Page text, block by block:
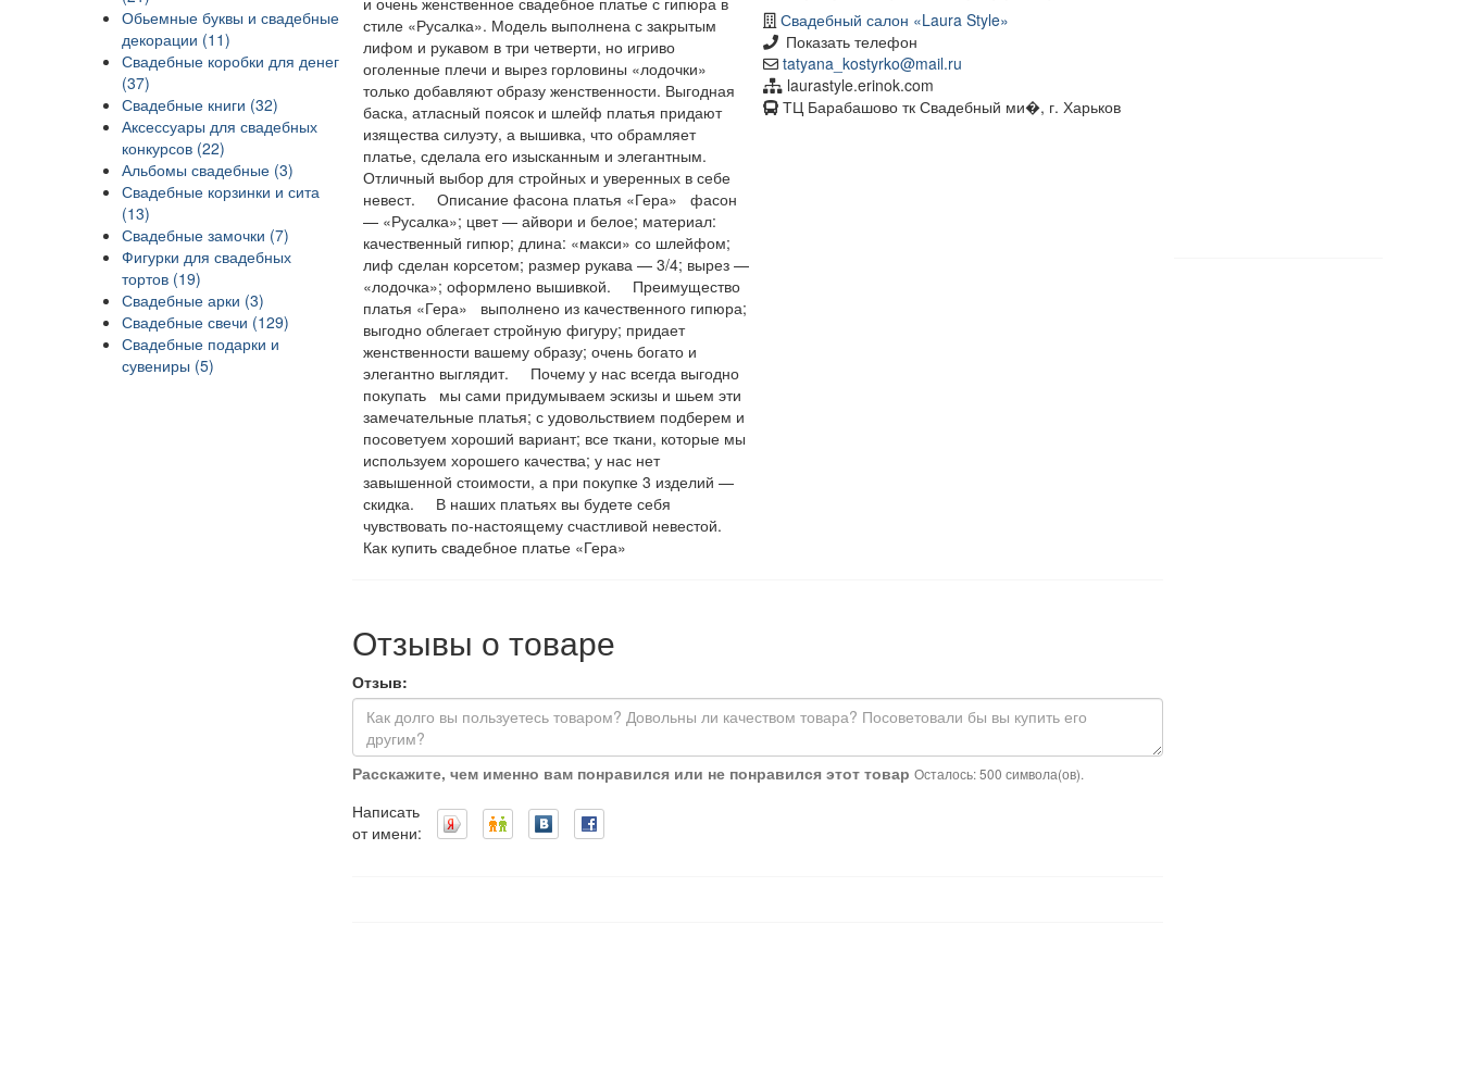
стиле «Русалка». Модель выполнена с закрытым
лифом и рукавом в три четверти, но игриво
оголенные плечи и вырез горловины «лодочки»
только добавляют образу женственности. Выгодная
баска, атласный поясок и шлейф платья придают
изящества силуэту, а вышивка, что обрамляет
платье, сделала его изысканным и элегантным.
Отличный выбор для стройных и уверенных в себе
невест. Описание фасона платья «Гера» фасон
— «Русалка»; цвет — айвори и белое; материал:
качественный гипюр; длина: «макси» со шлейфом;
лиф сделан корсетом; размер рукава — 3/4; вырез —
«лодочка»; оформлено вышивкой. Преимущество
платья «Гера» выполнено из качественного гипюра;
выгодно облегает стройную фигуру; придает
женственности вашему образу; очень богато и
элегантно выглядит. Почему у нас всегда выгодно
покупать мы сами придумываем эскизы и шьем эти
замечательные платья; с удовольствием подберем и
посоветуем хороший вариант; все ткани, которые мы
используем хорошего качества; у нас нет
завышенной стоимости, а при покупке 3 изделий —
скидка. В наших платьях вы будете себя
чувствовать по-настоящему счастливой невестой.
Как купить свадебное платье «Гера»
Свадебный салон «Laura Style»
Показать телефон
tatyana_kostyrko@mail.ru
laurastyle.erinok.com
ТЦ Барабашово тк Свадебный ми�, г. Харьков
Отзывы о товаре
Отзыв:
Расскажите, чем именно вам понравился или не понравился этот товар Осталось: 500 символа(ов).
Написать
от имени:
Обьемные буквы и свадебные
декорации (11)
Свадебные коробки для денег
(37)
Свадебные книги (32)
Аксессуары для свадебных
конкурсов (22)
Альбомы свадебные (3)
Свадебные корзинки и сита
(13)
Свадебные замочки (7)
Фигурки для свадебных
тортов (19)
Свадебные арки (3)
Свадебные свечи (129)
Свадебные подарки и
сувениры (5)